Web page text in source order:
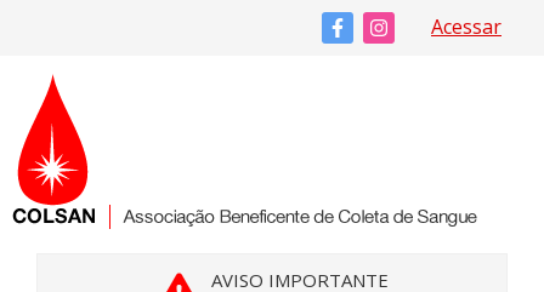
conteúdo
Acessar
AVISO IMPORTANTE